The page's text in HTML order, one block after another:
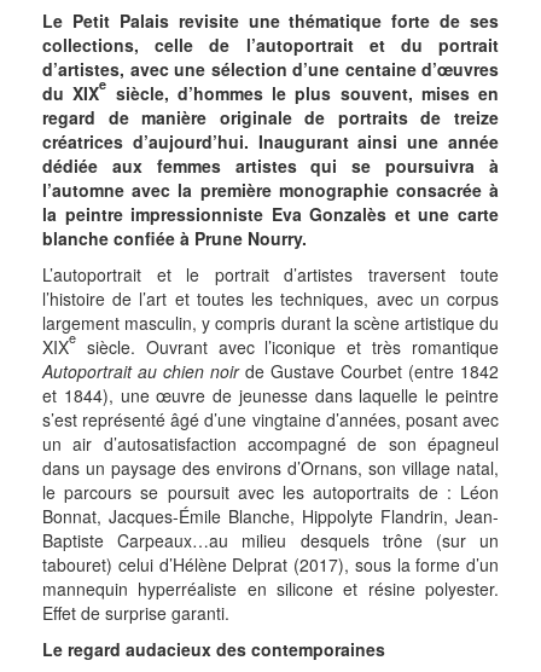
Le Petit Palais revisite une thématique forte de ses
collections, celle de l’autoportrait et du portrait
d’artistes, avec une sélection d’une centaine d’œuvres
du XIXe siècle, d’hommes le plus souvent, mises en
regard de manière originale de portraits de treize
créatrices d’aujourd’hui. Inaugurant ainsi une année
dédiée aux femmes artistes qui se poursuivra à
l’automne avec la première monographie consacrée à
la peintre impressionniste Eva Gonzalès et une carte
blanche confiée à Prune Nourry.
L’autoportrait et le portrait d’artistes traversent toute
l’histoire de l’art et toutes les techniques, avec un corpus
largement masculin, y compris durant la scène artistique du
XIXe siècle. Ouvrant avec l’iconique et très romantique
Autoportrait au chien noirde Gustave Courbet (entre 1842
et 1844), une œuvre de jeunesse dans laquelle le peintre
s’est représenté âgé d’une vingtaine d’années, posant avec
un air d’autosatisfaction accompagné de son épagneul
dans un paysage des environs d’Ornans, son village natal,
le parcours se poursuit avec les autoportraits de : Léon
Bonnat, Jacques-Émile Blanche, Hippolyte Flandrin, Jean-
Baptiste Carpeaux…au milieu desquels trône (sur un
tabouret) celui d’Hélène Delprat (2017), sous la forme d’un
mannequin hyperréaliste en silicone et résine polyester.
Effet de surprise garanti.
Le regard audacieux des contemporaines